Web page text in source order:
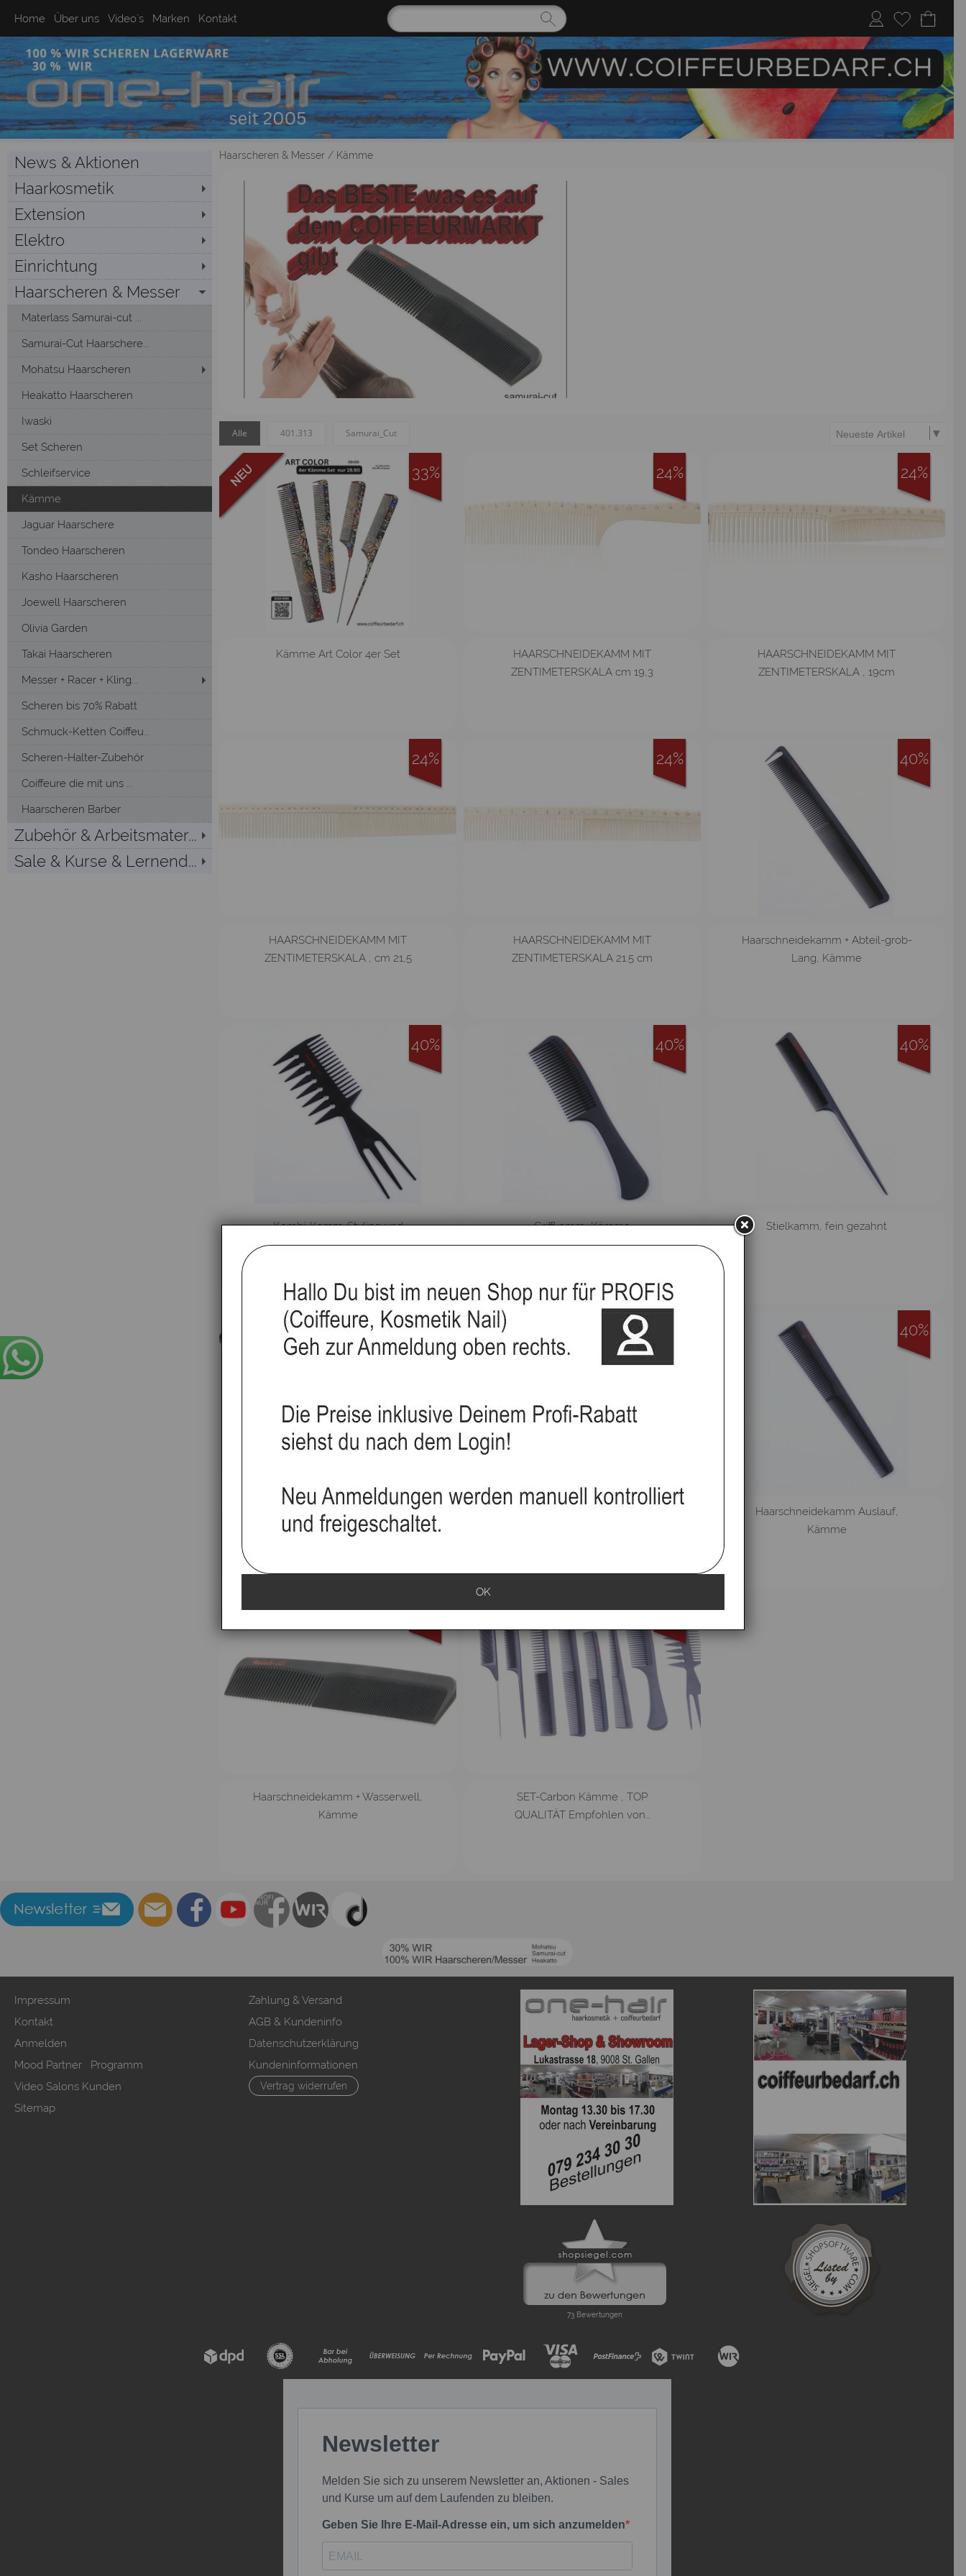
Home Über uns Video`s Marken Kontakt
News & Aktionen
Haarkosmetik
Extension
Elektro
Einrichtung
Haarscheren & Messer
Materlass Samurai-cut ...
Samurai-Cut Haarschere...
Mohatsu Haarscheren
Heakatto Haarscheren
Iwaski
Set Scheren
Schleifservice
Kämme
Jaguar Haarschere
Tondeo Haarscheren
Kasho Haarscheren
Joewell Haarscheren
Olivia Garden
Takai Haarscheren
Messer + Racer + Kling...
Scheren bis 70% Rabatt
Schmuck-Ketten Coiffeu...
Scheren-Halter-Zubehör
Coiffeure die mit uns ...
Haarscheren Barber
Zubehör & Arbeitsmater...
Sale & Kurse & Lernend...
Haarscheren & Messer / Kämme
Alle 401.313 Samurai_Cut
Kämme Art Color 4er Set
33%
HAARSCHNEIDEKAMM MIT
ZENTIMETERSKALA cm 19,3
24%
HAARSCHNEIDEKAMM MIT
ZENTIMETERSKALA , 19cm
24%
HAARSCHNEIDEKAMM MIT
ZENTIMETERSKALA , cm 21,5
24%
HAARSCHNEIDEKAMM MIT
ZENTIMETERSKALA 21.5 cm
24%
Haarschneidekamm + Abteil-grob-
Lang, Kämme
40%
Kombi-Kamm-Styling und
Strähnchen, Kämme
40%
Griffkamm, Kämme
40%
Stielkamm, fein gezahnt
40%
Stielkamm, fein gezahnt Metall -
Stiel, Kämme
40%
Haarschneidekamm Auslauf,
Kämme
40%
Haarschneidekamm + Wasserwell,
Kämme
40%
SET-Carbon Kämme , TOP
QUALITÄT Empfohlen von…
40%
Impressum
Kontakt
Anmelden
Mood Partner Programm
Video Salons Kunden
Sitemap
Zahlung & Versand
AGB & Kundeninfo
Datenschutzerklärung
Kundeninformationen
Vertrag widerrufen
OK